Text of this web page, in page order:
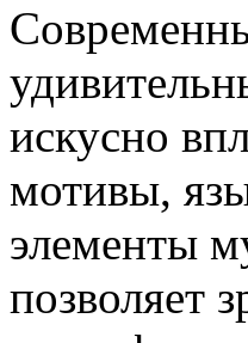
искусно
мотивы,
элементы
позволяет